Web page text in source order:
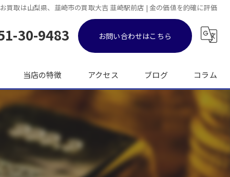
お買取は山梨県、韮崎市の買取大吉 韮崎駅前店 | 金の価値を的確に評価
30-9483 お問い合わせはこちら
当店の特徴
ブランド品
バッグ
アクセス ブログ コラム